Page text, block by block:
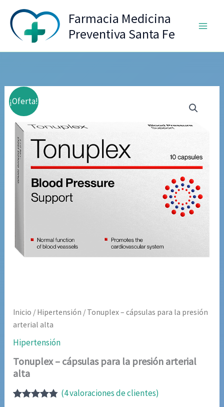
contenido
Farmacia Medicina
Preventiva Santa Fe
¡Oferta!
Inicio / Hipertensión / Tonuplex – cápsulas para la presión
arterial alta
Hipertensión
Tonuplex – cápsulas para la presión arterial
alta
(4valoraciones de clientes)